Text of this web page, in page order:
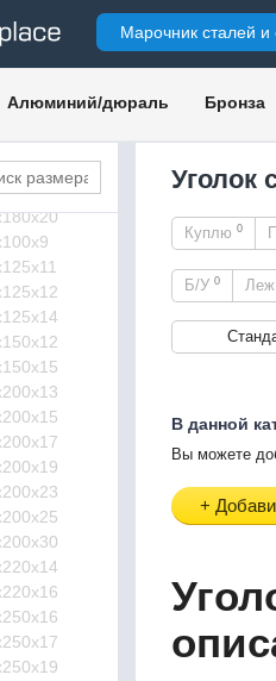
Марочник сталей и
Алюминий/дюраль Бронза
Уголок
Куплю 0
Б/У 0
В данной
Вы можете
+